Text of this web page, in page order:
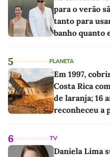
para o verão
tanto para
banho quanto
5 PLANETA
Em 1997,
Costa Rica
de laranja; 16
reconheceu a
6 TV
Daniela Lima